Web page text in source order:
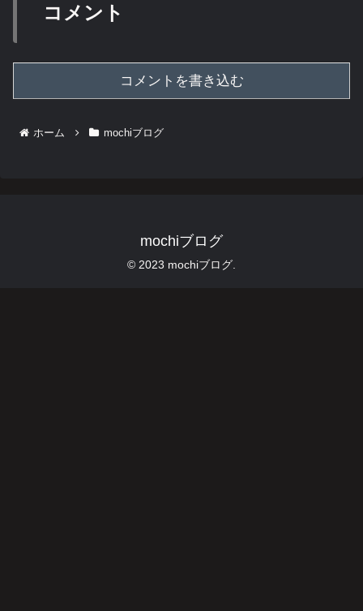
コメント
コメントを書き込む
ホーム mochiブログ
mochiブログ
© 2023 mochiブログ.